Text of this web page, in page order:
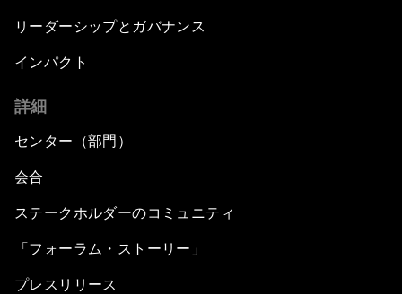
リーダーシップとガバナンス
インパクト
詳細
センター（部門）
会合
ステークホルダーのコミュニティ
「フォーラム・ストーリー」
プレスリリース